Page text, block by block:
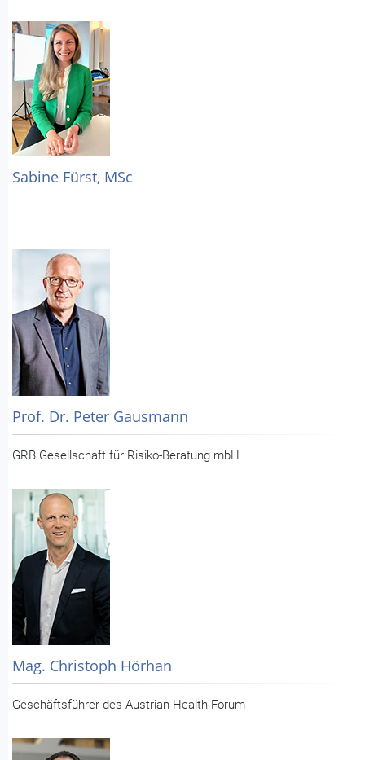
Sabine Fürst, MSc
Prof. Dr. Peter Gausmann
GRB Gesellschaft für Risiko-Beratung mbH
Mag. Christoph Hörhan
Geschäftsführer des Austrian Health Forum